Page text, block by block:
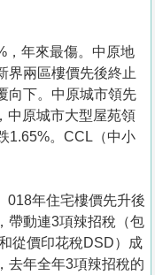
，年來最傷。中原地
界兩區樓價先後終止
向下。中原城市領先
中原城市大型屋苑領
1.65%。CCL（中小
018年住宅樓價先升後
帶動連3項辣招稅（包
從價印花稅DSD）成
去年全年3項辣招稅的